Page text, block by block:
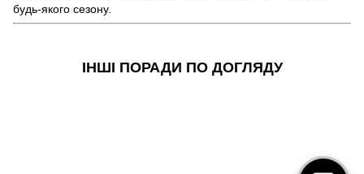
будь-якого сезону.
ІНШІ ПОРАДИ ПО ДОГЛЯДУ